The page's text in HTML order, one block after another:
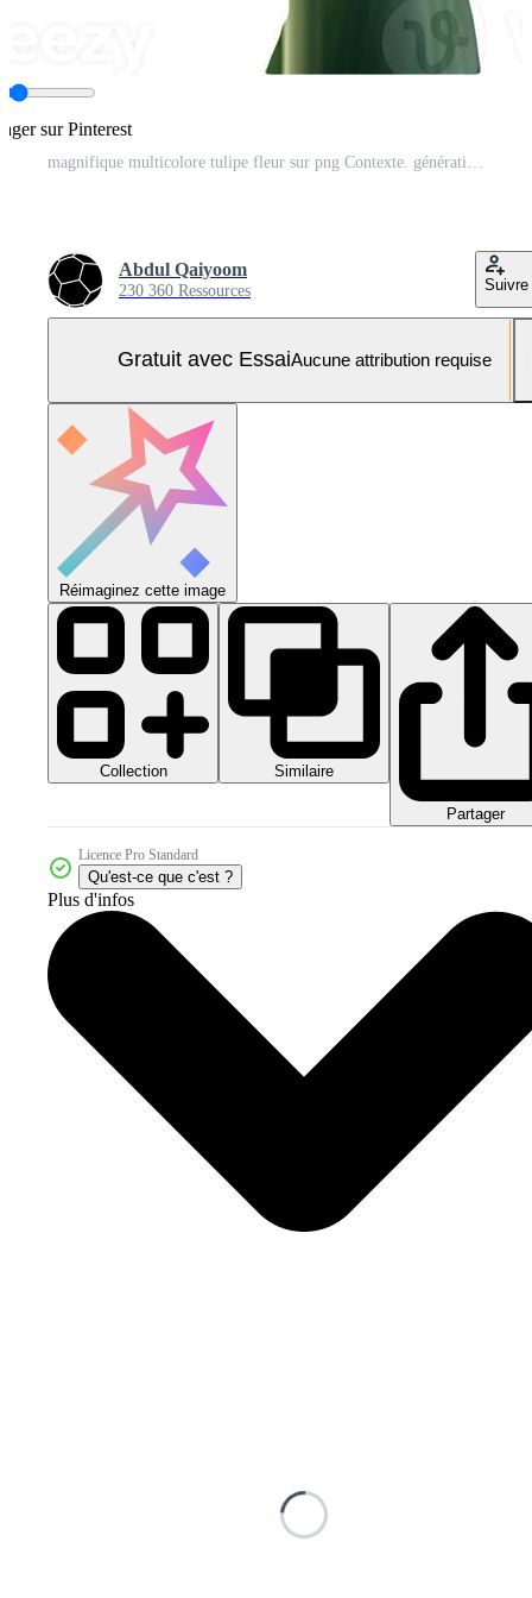
sur Pinterest
Abdul Qaiyoom
230 360 Ressources Suivre
Gratuit avec EssaiAucune attribution requise
Réimaginez cette image
Collection Similaire
Partager
Licence Pro Standard
Qu'est-ce que c'est ?
Plus d'infos